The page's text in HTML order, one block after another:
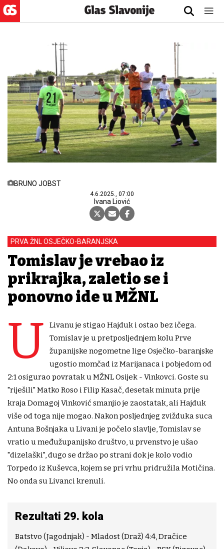
BRUNO JOBST
4.6.2025., 07:00
Ivana Liović
PRVA ŽNL OSJEČKO-BARANJSKA
Tomislav je vrebao iz
prikrajka, zaletio se i
ponovno ide u MŽNL
U
Livanu je stigao Hajduk i ostao bez ičega.
Tomislav je u pretposljednjem kolu Prve
županijske nogometne lige Osječko-baranjske
ugostio momčad iz Marijanaca i pobjedom od
2:1 osigurao povratak u MŽNL Osijek - Vinkovci. Goste su
"riješili" Matko Roso i Filip Kasač, desetak minuta prije
kraja Domagoj Vinković smanjio je zaostatak, ali Hajduk
više od toga nije mogao. Nakon posljednjeg zvižduka suca
Antuna Bošnjaka u Livani je počelo slavlje, Tomislav se
vratio u međužupanijsko društvo, u prvenstvo je ušao
"dizelaški", dugo se držao po strani dok je kolo vodio
Torpedo iz Kuševca, kojem se pri vrhu pridružila Motičina.
No onda su Livanci krenuli.
Rezultati 29. kola
Batstvo (Jagodnjak) - Mladost (Draž) 4:4, Dračice